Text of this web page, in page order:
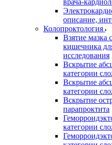
врача-
описание,
Колопроктология
Взятие мазка
кишечника
исследования
Вскрытие
категории
Вскрытие
категории
Вскрытие
парапроктита
категории